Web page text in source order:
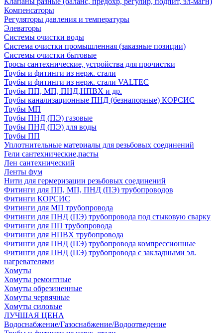
Компенсаторы
Регуляторы давления и температуры
Элеваторы
Системы очистки воды
Система очистки промышленная (заказные позиции)
Системы очистки бытовые
Тросы сантехнические, устройства для прочистки
Трубы и фитинги из нерж. стали
Трубы и фитинги из нерж. стали VALTEC
Трубы ПП, МП, ПНД,НПВХ и др.
Трубы канализационные ПНД (безнапорные) КОРСИС
Трубы МП
Трубы ПНД (ПЭ) газовые
Трубы ПНД (ПЭ) для воды
Трубы ПП
Уплотнительные материалы для резьбовых соединений
Гели сантехнические,пасты
Лен сантехнический
Ленты фум
Нити для гермеризации резьбовых соединений
Фитинги для ПП, МП, ПНД (ПЭ) трубопроводов
Фитинги КОРСИС
Фитинги для МП трубопровода
Фитинги для ПНД (ПЭ) трубопровода под стыковую сварку
Фитинги для ПП трубопровода
Фитинги для НПВХ трубопровода
Фитинги для ПНД (ПЭ) трубопровода компрессионные
Фитинги для ПНД (ПЭ) трубопровода с закладными эл.
нагревателями
Хомуты
Хомуты ремонтные
Хомуты обрезиненные
Хомуты червячные
Хомуты силовые
ЛУЧШАЯ ЦЕНА
Водоснабжение/Газоснабжение/Водоотведение